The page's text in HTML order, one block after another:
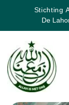
Stichting
De